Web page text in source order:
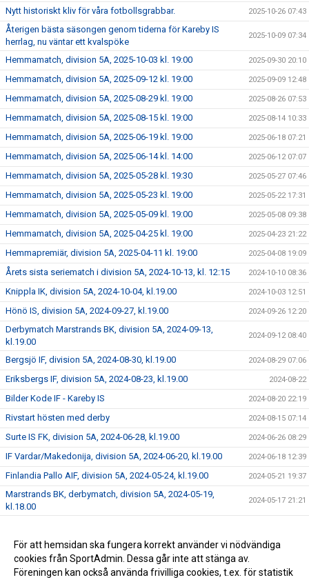
Nytt historiskt kliv för våra fotbollsgrabbar. 2025-10-26 07:43
Återigen bästa säsongen genom tiderna för Kareby IS
herrlag, nu väntar ett kvalspöke
2025-10-09 07:34
Hemmamatch, division 5A, 2025-10-03 kl. 19:00 2025-09-30 20:10
Hemmamatch, division 5A, 2025-09-12 kl. 19:00 2025-09-09 12:48
Hemmamatch, division 5A, 2025-08-29 kl. 19:00 2025-08-26 07:53
Hemmamatch, division 5A, 2025-08-15 kl. 19:00 2025-08-14 10:33
Hemmamatch, division 5A, 2025-06-19 kl. 19:00 2025-06-18 07:21
Hemmamatch, division 5A, 2025-06-14 kl. 14:00 2025-06-12 07:07
Hemmamatch, division 5A, 2025-05-28 kl. 19:30 2025-05-27 07:46
Hemmamatch, division 5A, 2025-05-23 kl. 19:00 2025-05-22 17:31
Hemmamatch, division 5A, 2025-05-09 kl. 19:00 2025-05-08 09:38
Hemmamatch, division 5A, 2025-04-25 kl. 19:00 2025-04-23 21:22
Hemmapremiär, division 5A, 2025-04-11 kl. 19:00 2025-04-08 19:09
Årets sista seriematch i division 5A, 2024-10-13, kl. 12:15 2024-10-10 08:36
Knippla IK, division 5A, 2024-10-04, kl.19.00 2024-10-03 12:51
Hönö IS, division 5A, 2024-09-27, kl.19.00 2024-09-26 12:20
Derbymatch Marstrands BK, division 5A, 2024-09-13,
kl.19.00
2024-09-12 08:40
Bergsjö IF, division 5A, 2024-08-30, kl.19.00 2024-08-29 07:06
Eriksbergs IF, division 5A, 2024-08-23, kl.19.00 2024-08-22
Bilder Kode IF - Kareby IS 2024-08-20 22:19
Rivstart hösten med derby 2024-08-15 07:14
Surte IS FK, division 5A, 2024-06-28, kl.19.00 2024-06-26 08:29
IF Vardar/Makedonija, division 5A, 2024-06-20, kl.19.00 2024-06-18 12:39
Finlandia Pallo AIF, division 5A, 2024-05-24, kl.19.00 2024-05-21 19:37
Marstrands BK, derbymatch, division 5A, 2024-05-19,
kl.18.00
2024-05-17 21:21
Välkomna till Kareby IS fotboll 2024-01-01 12:29
Kareby IS jackan 30% 2024-01-01 06:13
För att hemsidan ska fungera korrekt använder vi nödvändiga
cookies från SportAdmin. Dessa går inte att stänga av.
Föreningen kan också använda frivilliga cookies, t.ex. för statistik